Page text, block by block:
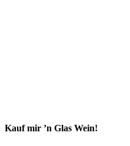
Kauf mir ’n Glas Wein!